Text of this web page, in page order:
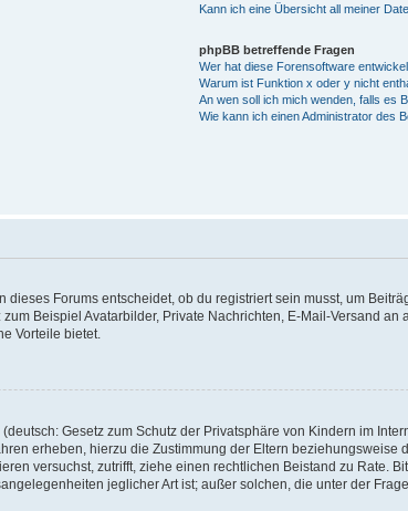
Kann ich eine Übersicht all meiner
phpBB betreffende Fragen
Wer hat diese Forensoftware
Warum ist Funktion x oder y nicht
An wen soll ich mich wenden, falls es
Wie kann ich einen Administrator des
Forums entscheidet, ob du registriert sein musst, um
Beispiel Avatarbilder, Private Nachrichten, E-Mail-Versand
Vorteile bietet.
Gesetz zum Schutz der Privatsphäre von Kindern im
erheben, hierzu die Zustimmung der Eltern
versuchst, zutrifft, ziehe einen rechtlichen Beistand zu Rate.
jeglicher Art ist; außer solchen, die unter der